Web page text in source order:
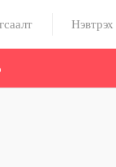
Нэвтрэх